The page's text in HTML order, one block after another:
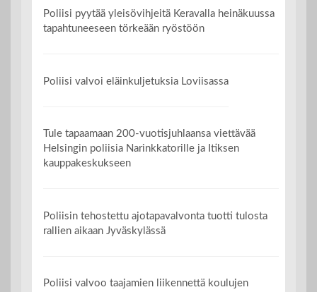
Poliisi pyytää yleisövihjeitä Keravalla heinäkuussa
tapahtuneeseen törkeään ryöstöön
Poliisi valvoi eläinkuljetuksia Loviisassa
Tule tapaamaan 200-vuotisjuhlaansa viettävää
Helsingin poliisia Narinkkatorille ja Itiksen
kauppakeskukseen
Poliisin tehostettu ajotapavalvonta tuotti tulosta
rallien aikaan Jyväskylässä
Poliisi valvoo taajamien liikennettä koulujen